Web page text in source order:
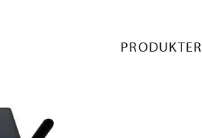
PRODUKTER
1